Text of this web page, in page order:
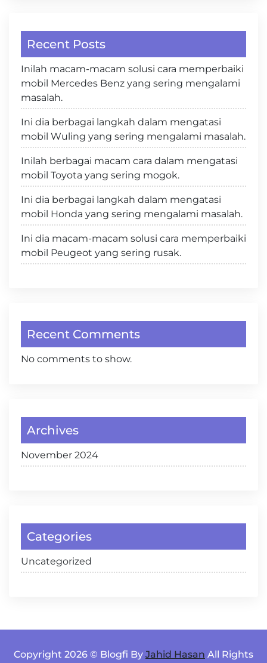
Recent Posts
Inilah macam-macam solusi cara memperbaiki
mobil Mercedes Benz yang sering mengalami
masalah.
Ini dia berbagai langkah dalam mengatasi
mobil Wuling yang sering mengalami masalah.
Inilah berbagai macam cara dalam mengatasi
mobil Toyota yang sering mogok.
Ini dia berbagai langkah dalam mengatasi
mobil Honda yang sering mengalami masalah.
Ini dia macam-macam solusi cara memperbaiki
mobil Peugeot yang sering rusak.
Recent Comments
No comments to show.
Archives
November 2024
Categories
Uncategorized
Copyright 2026 © Blogfi By Jahid Hasan All Rights